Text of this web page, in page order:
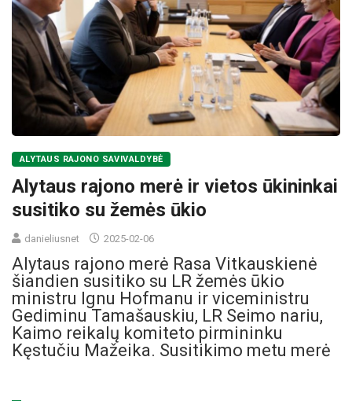
ALYTAUS RAJONO SAVIVALDYBĖ
Alytaus rajono merė ir vietos ūkininkai
susitiko su žemės ūkio
danieliusnet 2025-02-06
Alytaus rajono merė Rasa Vitkauskienė
šiandien susitiko su LR žemės ūkio
ministru Ignu Hofmanu ir viceministru
Gediminu Tamašauskiu, LR Seimo nariu,
Kaimo reikalų komiteto pirmininku
Kęstučiu Mažeika. Susitikimo metu merė